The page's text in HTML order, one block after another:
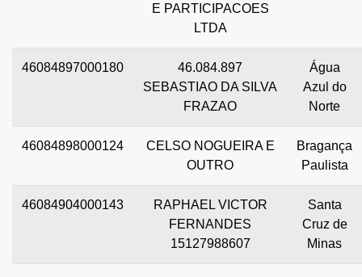
E PARTICIPACOES
LTDA
46084897000180
46.084.897
SEBASTIAO DA SILVA
FRAZAO
Água
Azul do
Norte
46084898000124
CELSO NOGUEIRA E
OUTRO
Bragança
Paulista
46084904000143
RAPHAEL VICTOR
FERNANDES
15127988607
Santa
Cruz de
Minas